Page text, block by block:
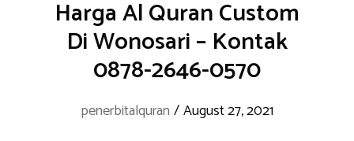
Harga Al Quran Custom
Di Wonosari – Kontak
0878-2646-0570
penerbitalquran /August 27, 2021